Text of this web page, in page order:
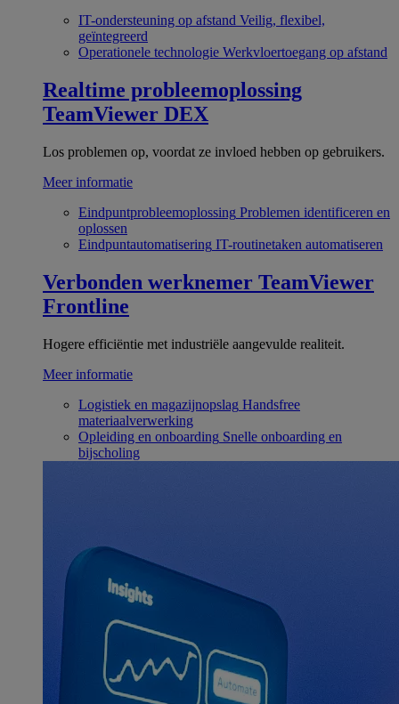
IT-ondersteuning op afstand Veilig, flexibel,
geïntegreerd
Operationele technologie Werkvloertoegang op afstand
Realtime probleemoplossing
TeamViewer DEX
Los problemen op, voordat ze invloed hebben op gebruikers.
Meer informatie
Eindpuntprobleemoplossing Problemen identificeren en
oplossen
Eindpuntautomatisering IT-routinetaken automatiseren
Verbonden werknemer TeamViewer
Frontline
Hogere efficiëntie met industriële aangevulde realiteit.
Meer informatie
Logistiek en magazijnopslag Handsfree
materiaalverwerking
Opleiding en onboarding Snelle onboarding en
bijscholing